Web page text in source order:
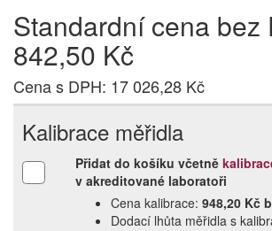
Standardní cena bez
842,50 Kč
Cena s DPH: 17 026,28 Kč
Kalibrace měřidla
Přidat do košíku včetně
v akreditované laboratoři
Cena kalibrace: 948,20 Kč
Dodací lhůta měřidla s